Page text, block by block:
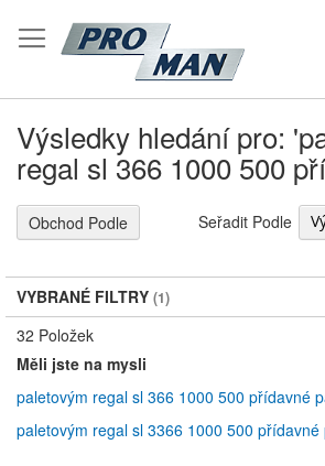
na
Obsah
Výsledky hledání pro:
regal sl 366 1000 500
32 Položek
Seřadit Podle
Měli jste na mysli
paletovým regal sl 366 1000 500 přídavné
paletovým regal sl 3366 1000 500 přídavné
Obchod Podle
VYBRANÉ FILTRY